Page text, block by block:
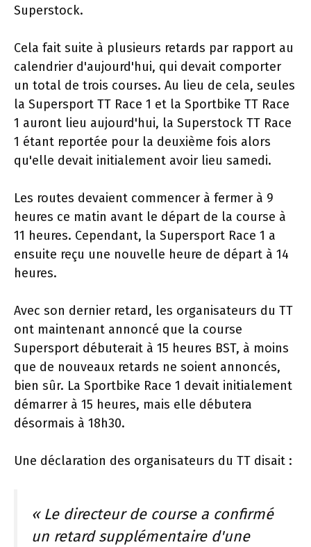
Superstock.
Cela fait suite à plusieurs retards par rapport au
calendrier d'aujourd'hui, qui devait comporter
un total de trois courses. Au lieu de cela, seules
la Supersport TT Race 1 et la Sportbike TT Race
1 auront lieu aujourd'hui, la Superstock TT Race
1 étant reportée pour la deuxième fois alors
qu'elle devait initialement avoir lieu samedi.
Les routes devaient commencer à fermer à 9
heures ce matin avant le départ de la course à
11 heures. Cependant, la Supersport Race 1 a
ensuite reçu une nouvelle heure de départ à 14
heures.
Avec son dernier retard, les organisateurs du TT
ont maintenant annoncé que la course
Supersport débuterait à 15 heures BST, à moins
que de nouveaux retards ne soient annoncés,
bien sûr. La Sportbike Race 1 devait initialement
démarrer à 15 heures, mais elle débutera
désormais à 18h30.
Une déclaration des organisateurs du TT disait :
« Le directeur de course a confirmé
un retard supplémentaire d'une